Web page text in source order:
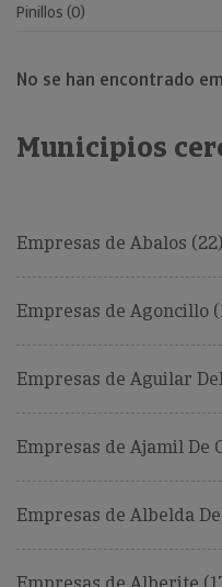
No se han encontrado
Municipios
Empresas de Abalos (22)
Empresas de Agoncillo
Empresas de Aguilar
Empresas de Ajamil De
Empresas de Albelda